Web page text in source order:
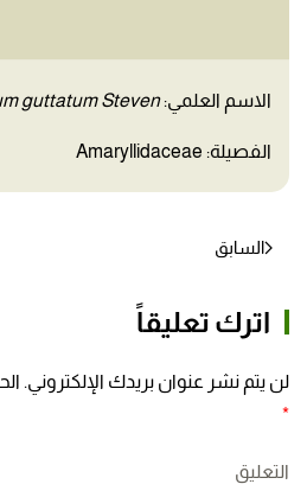
الاسم العلمي:guttatum Steven
الفصيلة: Amaryllidaceae
السابق
اترك تعليقاً
لن يتم نشر عنوان بريدك الإلكتروني.
*
التعليق